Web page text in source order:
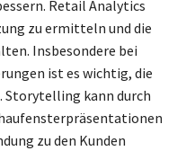
Retail Analytics
zu ermitteln und die
Insbesondere bei
ist es wichtig, die
Storytelling kann durch
zu den Kunden